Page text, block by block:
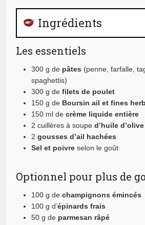
Ingrédients
Les essentiels
300 g de pâtes (penne, farfalle,
spaghettis)
300 g defilets de poulet
150 g de Boursin ail et fines
150 ml decrème liquide entière
2 cuillères à souped’huile
2gousses d’ail hachées
Sel et poivre selon le goût
Optionnel pour plus de
100 g dechampignons émincés
100 g d’épinards frais
50 g de parmesan râpé